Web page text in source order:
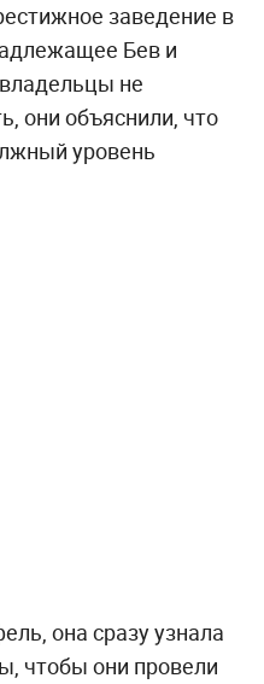
заведение в
Бев и
не
они объяснили, что
уровень
она сразу узнала
чтобы они провели